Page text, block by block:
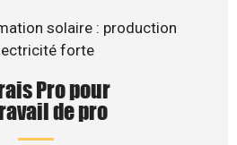
Pro pour
de pro